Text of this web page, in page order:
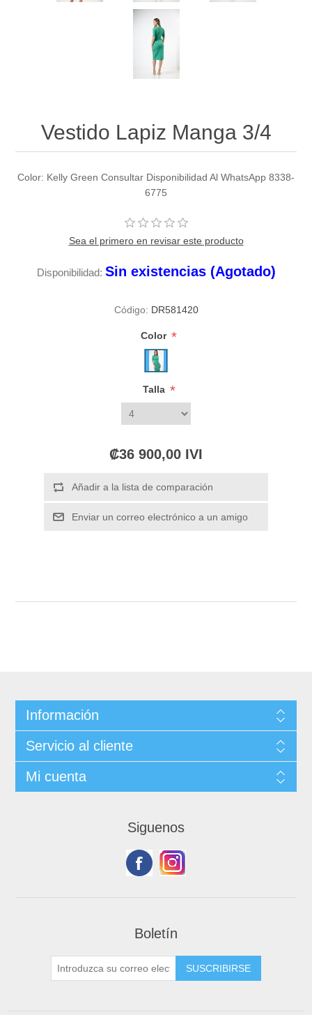
Vestido Lapiz Manga 3/4
Color: Kelly Green Consultar Disponibilidad Al WhatsApp 8338-
6775
Sea el primero en revisar este producto
Disponibilidad: Sin existencias (Agotado)
Código: DR581420
Color *
Talla *
₡36 900,00 IVI
Información
Servicio al cliente
Mi cuenta
Siguenos
Boletín